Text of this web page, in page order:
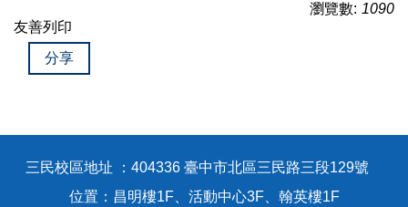
瀏覽數: 1090
友善列印
分享
三民校區地址 ：404336 臺中市北區三民路三段129號
位置：昌明樓1F、活動中心3F、翰英樓1F